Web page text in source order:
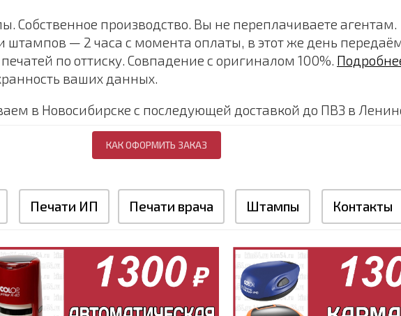
Собственное производство. Вы не переплачиваете агентам.
штампов — 2 часа с момента оплаты, в этот же день
по оттиску. Совпадение с оригиналом 100%.
ваших данных.
в Новосибирске с последующей доставкой до ПВЗ в
Печати ИП Печати врача Штампы Контакты